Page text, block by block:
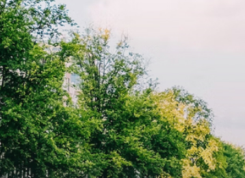
een
stijlvolle
alle
voor het
je zo het
woonkamer met open keuken,
samen goed voor 44 m² aan
leefruimte. De lichte woonkamer
biedt genoeg ruimte voor een
gezellige zithoek én een stijlvolle
eethoek. De keuken is van alle
gemakken voorzien, perfect voor het
bereiden van heerlijke maaltijden.
Vanuit de woonkamer stap je zo het